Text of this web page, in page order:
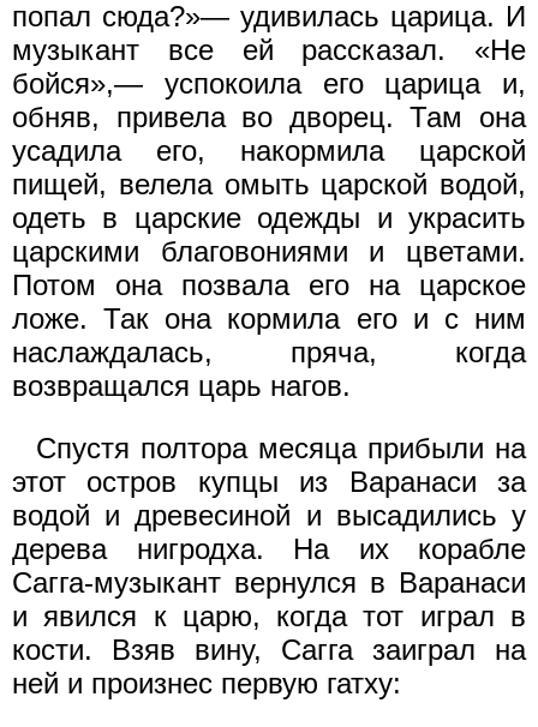
попал сюда?»— удивилась царица. И
музыкант все ей рассказал. «Не
бойся»,— успокоила его царица и,
обняв, привела во дворец. Там она
усадила его, накормила царской
пищей, велела омыть царской водой,
одеть в царские одежды и украсить
царскими благовониями и цветами.
Потом она позвала его на царское
ложе. Так она кормила его и с ним
наслаждалась, пряча, когда
возвращался царь нагов.
Спустя полтора месяца прибыли на
этот остров купцы из Варанаси за
водой и древесиной и высадились у
дерева нигродха. На их корабле
Сагга-музыкант вернулся в Варанаси
и явился к царю, когда тот играл в
кости. Взяв вину, Сагга заиграл на
ней и произнес первую гатху: